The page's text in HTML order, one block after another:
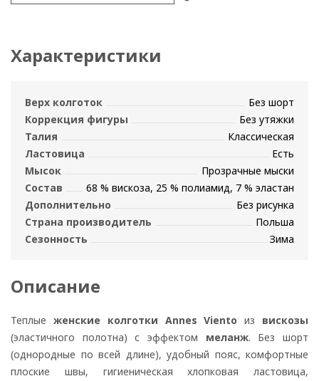
Характеристики
Верх колготок
Без шорт
Коррекция фигуры
Без утяжки
Талия
Классическая
Ластовица
Есть
Мысок
Прозрачные мыски
Состав
68 % вискоза, 25 % полиамид, 7 % эластан
Дополнительно
Без рисунка
Страна производитель
Польша
Сезонность
Зима
Описание
Теплые женские колготки Annes Viento из вискозы
(эластичного полотна) с эффектом меланж. Без шорт
(однородные по всей длине), удобный пояс, комфортные
плоские швы, гигиеническая хлопковая ластовица,